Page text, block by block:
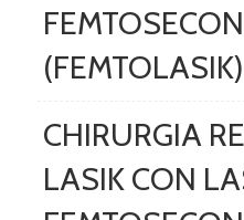
(FEMTOLASIK)
CHIRURGIA
LASIK CON